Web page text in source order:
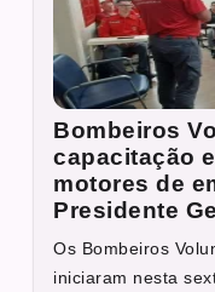
Bombeiros
capacitação
motores de
Presidente
Os Bombeiros
iniciaram nesta